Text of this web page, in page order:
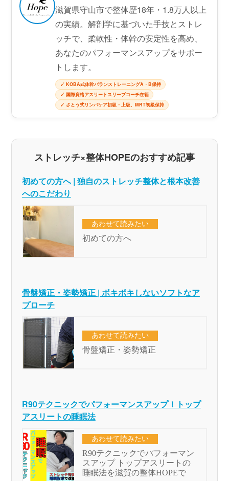
滋賀県守山市で整体歴18年・1.8万人以上
の実績。解剖学に基づいた手技とストレ
ッチで、柔軟性・体幹の安定性を高め、
あなたのパフォーマンスアップをサポー
トします。
✓ KOBA式体幹バランストレーニングA・B保持
✓ 国際資格アスリートスリープコーチ在籍
✓ さとう式リンパケア初級・上級、MRT初級保持
ストレッチ×整体HOPEのおすすめ記事
初めての方へ | 独自のストレッチ整体と根本改善
へのこだわり
骨盤矯正・姿勢矯正 | ボキボキしないソフトなア
プローチ
R90テクニックでパフォーマンスアップ！トップ
アスリートの睡眠法